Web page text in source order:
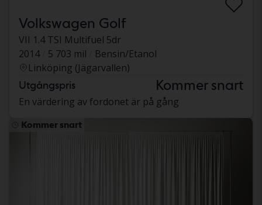
Volkswagen Golf
VII 1.4 TSI Multifuel 5dr
2014
5 703 mil
Bensin/Etanol
Linköping (Jägarvallen)
Utgångspris Kommer snart
En värdering av fordonet är på gång
Kommer snart